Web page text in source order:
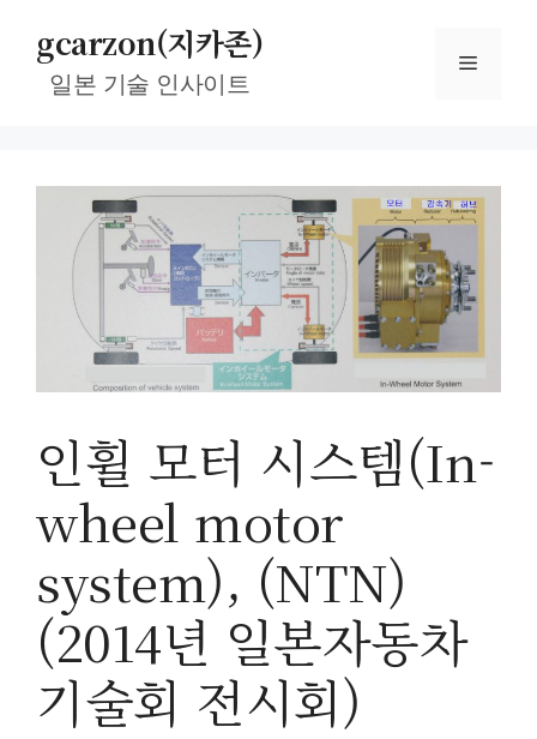
gcarzon(지카존)
일본 기술 인사이트
메
인휠 모터 시스템(In-
wheel motor
system), (NTN)
(2014년 일본자동차
기술회 전시회)